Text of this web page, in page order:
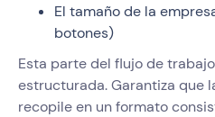
El tamaño de la
botones)
Esta parte del flujo de
estructurada. Garantiza que
recopile en un formato